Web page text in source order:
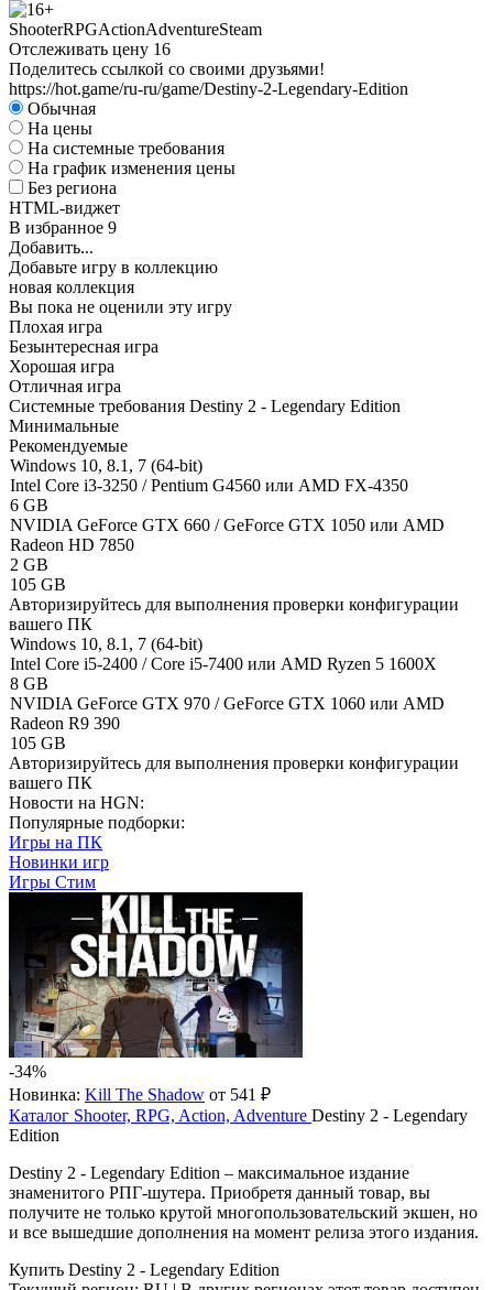
ShooterRPGActionAdventureSteam
Отслеживать цену 16
Поделитесь ссылкой со своими друзьями!
https://hot.game/ru-ru/game/Destiny-2-Legendary-Edition
Обычная
На цены
На системные требования
На график изменения цены
Без региона
HTML-виджет
В избранное 9
Добавить...
Добавьте игру в коллекцию
новая коллекция
Вы пока не оценили эту игру
Плохая игра
Безынтересная игра
Хорошая игра
Отличная игра
Системные требования Destiny 2 - Legendary Edition
Минимальные
Рекомендуемые
Windows 10, 8.1, 7 (64-bit)
Intel Core i3-3250 / Pentium G4560 или AMD FX-4350
6 GB
NVIDIA GeForce GTX 660 / GeForce GTX 1050 или AMD
Radeon HD 7850
2 GB
105 GB
Авторизируйтесь для выполнения проверки конфигурации
вашего ПК
Windows 10, 8.1, 7 (64-bit)
Intel Core i5-2400 / Core i5-7400 или AMD Ryzen 5 1600X
8 GB
NVIDIA GeForce GTX 970 / GeForce GTX 1060 или AMD
Radeon R9 390
105 GB
Авторизируйтесь для выполнения проверки конфигурации
вашего ПК
Новости на HGN:
Популярные подборки:
Игры на ПК
Новинки игр
Игры Стим
-34%
Новинка: Kill The Shadow от 541 ₽
Каталог Shooter, RPG, Action, Adventure Destiny 2 - Legendary
Edition
Destiny 2 - Legendary Edition – максимальное издание
знаменитого РПГ-шутера. Приобретя данный товар, вы
получите не только крутой многопользовательский экшен, но
и все вышедшие дополнения на момент релиза этого издания.
Купить Destiny 2 - Legendary Edition